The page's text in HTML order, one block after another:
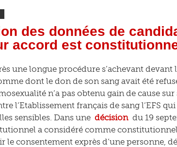
des données de
accord est
une longue procédure s’achevant
dont le don de son sang avait été
n’a pas obtenu gain de cause
l’Etablissement français de sang l’EFS
sensibles. Dans une décision du 19
a considéré comme
le consentement exprès d’une personne,